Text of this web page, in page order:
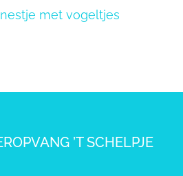
met vogeltjes
’T SCHELPJE